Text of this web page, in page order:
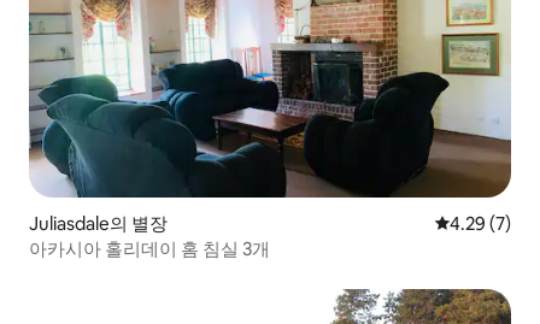
Juliasdale의 별장 평점 4.29점
4.29 (7)
아카시아 홀리데이 홈 침실 3개